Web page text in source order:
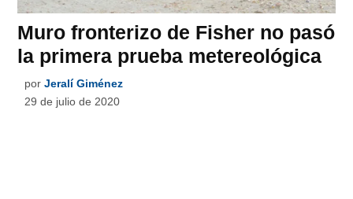
Muro fronterizo de Fisher no pasó
la primera prueba metereológica
por Jeralí Giménez
29 de julio de 2020